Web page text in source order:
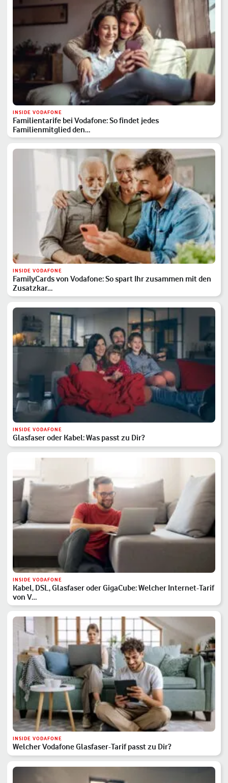
INSIDE VODAFONE
Familientarife bei Vodafone: So findet jedes
Familienmitglied den…
INSIDE VODAFONE
FamilyCards von Vodafone: So spart Ihr zusammen mit den
Zusatzkar…
INSIDE VODAFONE
Glasfaser oder Kabel: Was passt zu Dir?
INSIDE VODAFONE
Kabel, DSL, Glasfaser oder GigaCube: Welcher Internet-Tarif
von V…
INSIDE VODAFONE
Welcher Vodafone Glasfaser-Tarif passt zu Dir?